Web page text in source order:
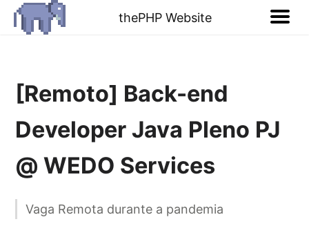
thePHP Website
[Remoto] Back-end
Developer Java Pleno PJ
@ WEDO Services
Vaga Remota durante a pandemia